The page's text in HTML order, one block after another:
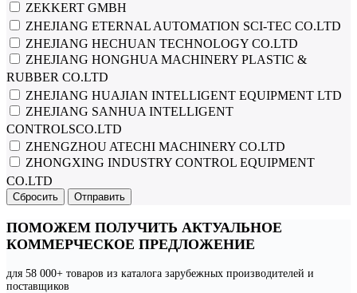
ZEKKERT GMBH
ZHEJIANG ETERNAL AUTOMATION SCI-TEC CO.LTD
ZHEJIANG HECHUAN TECHNOLOGY CO.LTD
ZHEJIANG HONGHUA MACHINERY PLASTIC &
RUBBER CO.LTD
ZHEJIANG HUAJIAN INTELLIGENT EQUIPMENT LTD
ZHEJIANG SANHUA INTELLIGENT
CONTROLSCO.LTD
ZHENGZHOU ATECHI MACHINERY CO.LTD
ZHONGXING INDUSTRY CONTROL EQUIPMENT
CO.LTD
Сбросить Отправить
ПОМОЖЕМ ПОЛУЧИТЬ АКТУАЛЬНОЕ
КОММЕРЧЕСКОЕ ПРЕДЛОЖЕНИЕ
для 58 000+ товаров из каталога зарубежных производителей и
поставщиков